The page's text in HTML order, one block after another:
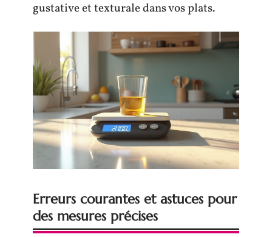
gustative et texturale dans vos plats.
Erreurs courantes et astuces pour
des mesures précises